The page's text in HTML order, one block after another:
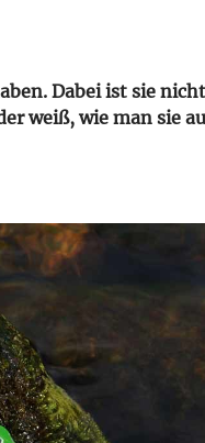
Dabei ist sie
weiß, wie man sie